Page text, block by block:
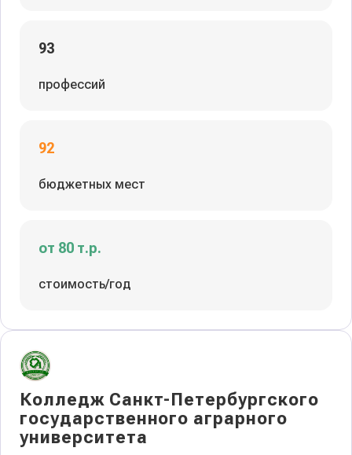
93
профессий
92
бюджетных мест
от 80 т.р.
стоимость/год
Колледж Санкт-Петербургского
государственного аграрного
университета